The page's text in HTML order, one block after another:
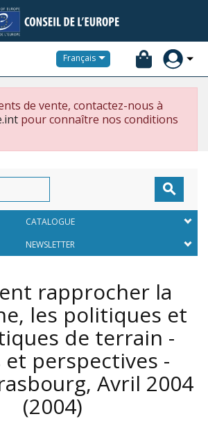
Français
de vente, contactez-nous à
pour connaître nos conditions

CATALOGUE
NEWSLETTER
rapprocher la
les politiques et
de terrain -
et perspectives -
Avril 2004
(2004)